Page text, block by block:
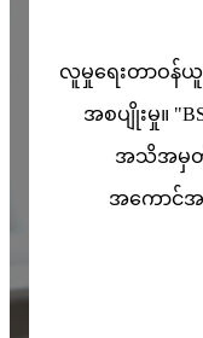
လူမှုရေးတာဝန်
အစပျိုးမှု။
အသိအမှတ်
အကောင်